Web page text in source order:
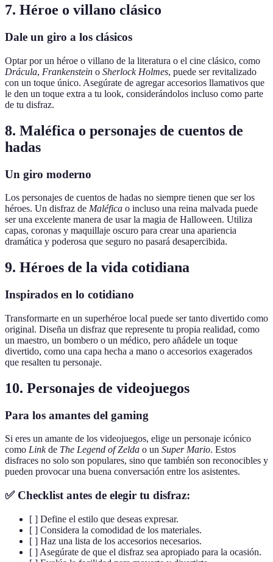
7. Héroe o villano clásico
Dale un giro a los clásicos
Optar por un héroe o villano de la literatura o el cine clásico, como
Drácula, Frankenstein o Sherlock Holmes, puede ser revitalizado
con un toque único. Asegúrate de agregar accesorios llamativos que
le den un toque extra a tu look, considerándolos incluso como parte
de tu disfraz.
8. Maléfica o personajes de cuentos de
hadas
Un giro moderno
Los personajes de cuentos de hadas no siempre tienen que ser los
héroes. Un disfraz de Maléfica o incluso una reina malvada puede
ser una excelente manera de usar la magia de Halloween. Utiliza
capas, coronas y maquillaje oscuro para crear una apariencia
dramática y poderosa que seguro no pasará desapercibida.
9. Héroes de la vida cotidiana
Inspirados en lo cotidiano
Transformarte en un superhéroe local puede ser tanto divertido como
original. Diseña un disfraz que represente tu propia realidad, como
un maestro, un bombero o un médico, pero añádele un toque
divertido, como una capa hecha a mano o accesorios exagerados
que resalten tu personaje.
10. Personajes de videojuegos
Para los amantes del gaming
Si eres un amante de los videojuegos, elige un personaje icónico
como Linkde The Legend of Zelda o un Super Mario. Estos
disfraces no solo son populares, sino que también son reconocibles y
pueden provocar una buena conversación entre los asistentes.
✅ Checklist antes de elegir tu disfraz:
[ ] Define el estilo que deseas expresar.
[ ] Considera la comodidad de los materiales.
[ ] Haz una lista de los accesorios necesarios.
[ ] Asegúrate de que el disfraz sea apropiado para la ocasión.